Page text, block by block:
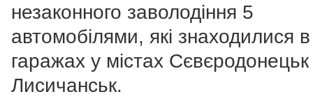
незаконного заволодіння 5
автомобілями, які знаходилися в
гаражах у містах Сєвєродонецьк
Лисичанськ.